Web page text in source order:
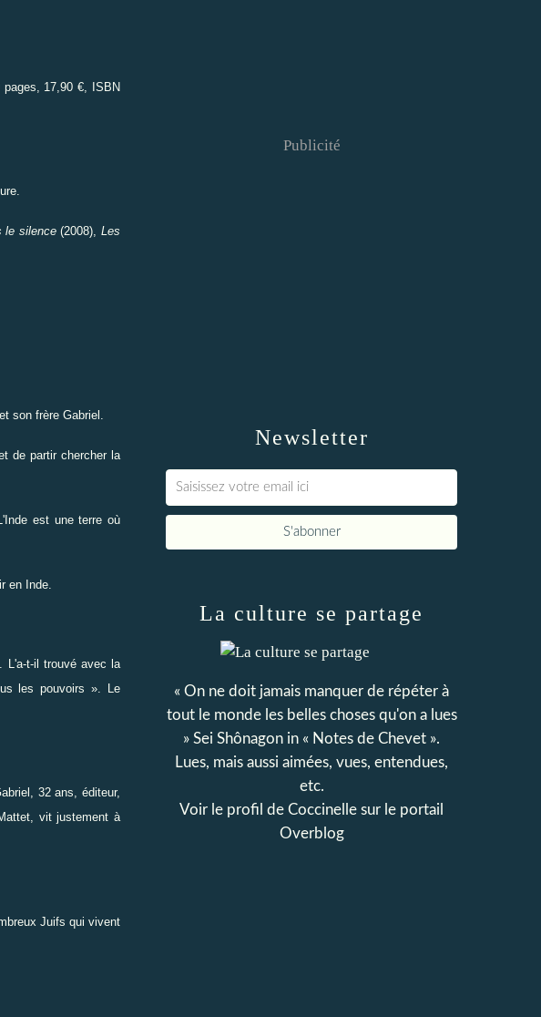
17,90 €, ISBN
le silence(2008),Les
son frère Gabriel.
de partir chercher la
est une terre où
en Inde.
L'a-t-il trouvé avec la
les pouvoirs ». Le
32 ans, éditeur,
vit justement à
Juifs qui vivent
Newsletter
Publicité
La culture se partage
« On ne doit jamais manquer de répéter à
tout le monde les belles choses qu'on a lues
» Sei Shônagon in « Notes de Chevet ».
Lues, mais aussi aimées, vues, entendues,
etc.
Voir le profil de Coccinelle sur le portail
Overblog